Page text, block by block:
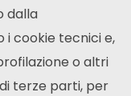
dalla
i cookie tecnici e,
o altri
terze parti, per